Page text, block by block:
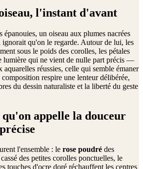
l'instant d'avant
épanouies, un oiseau aux plumes nacrées
ignorait qu'on le regarde. Autour de lui, les
sous le poids des corolles, les pétales
lumière qui ne vient de nulle part précis —
aquarelles réussies, celle qui semble émaner
respire une lenteur délibérée,
du dessin naturaliste et la liberté du geste
appelle la douceur
l'ensemble : le rose poudré des
des petites corolles ponctuelles, le
touches d'ocre doré réchauffent les centres